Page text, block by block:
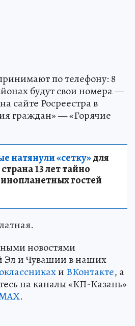
по телефону: 8
будут свои номера —
сайте Росреестра в
граждан» — «Горячие
натянули «сетку»для
13 лет тайно
гостей
новостями
Эл и Чувашии в наших
и ВКонтакте, а
на каналы «КП-Казань»
.